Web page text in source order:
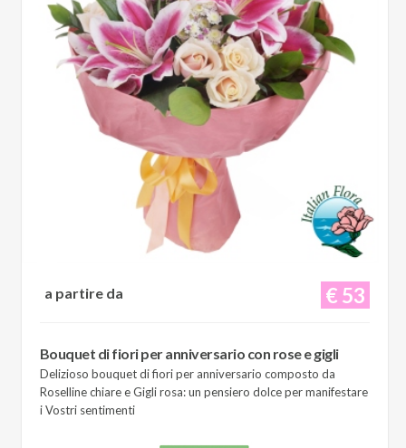
€ 53
a partire da
Bouquet di fiori per anniversario con rose e gigli
Delizioso bouquet di fiori per anniversario composto da
Roselline chiare e Gigli rosa: un pensiero dolce per manifestare
i Vostri sentimenti